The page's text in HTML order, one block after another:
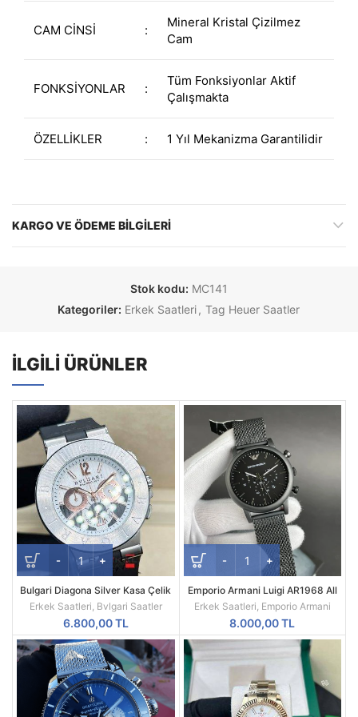
CAM CİNSİ :
Mineral Kristal Çizilmez
Cam
FONKSİYONLAR :
Tüm Fonksiyonlar Aktif
Çalışmakta
ÖZELLİKLER : 1 Yıl Mekanizma Garantilidir
KARGO VE ÖDEME BILGILERI
Stok kodu: MC141
Kategoriler: Erkek Saatleri, Tag Heuer Saatler
İLGILI ÜRÜNLER
Bulgari Diagona Silver Kasa Çelik
Besel Replika Erkek Kol Saati
Erkek Saatleri, Bvlgari Saatler
6.800,00TL
Emporio Armani Luigi AR1968 All
Black Mesh Siyah Kadran Siyah
Kordon A Kalite
Erkek Saatleri, Emporio Armani
8.000,00TL